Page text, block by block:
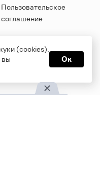
Пользовательское
соглашение
(cookies).
вы
Ок